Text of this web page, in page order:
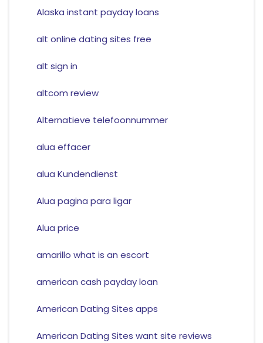
Alaska instant payday loans
alt online dating sites free
alt sign in
altcom review
Alternatieve telefoonnummer
alua effacer
alua Kundendienst
Alua pagina para ligar
Alua price
amarillo what is an escort
american cash payday loan
American Dating Sites apps
American Dating Sites want site reviews